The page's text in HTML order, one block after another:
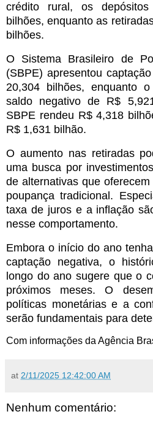
crédito rural, os
bilhões, enquanto as
bilhões.
O Sistema Brasileiro de
(SBPE) apresentou
20,304 bilhões, enquanto
saldo negativo de R$
SBPE rendeu R$ 4,318
R$ 1,631 bilhão.
O aumento nas retiradas
uma busca por
de alternativas que
poupança tradicional.
taxa de juros e a inflação
nesse comportamento.
Embora o início do ano
captação negativa, o
longo do ano sugere que o
próximos meses. O
políticas monetárias e a
serão fundamentais para
Com informações da Agência
at 2/11/2025 12:42:00 AM
Nenhum comentário: